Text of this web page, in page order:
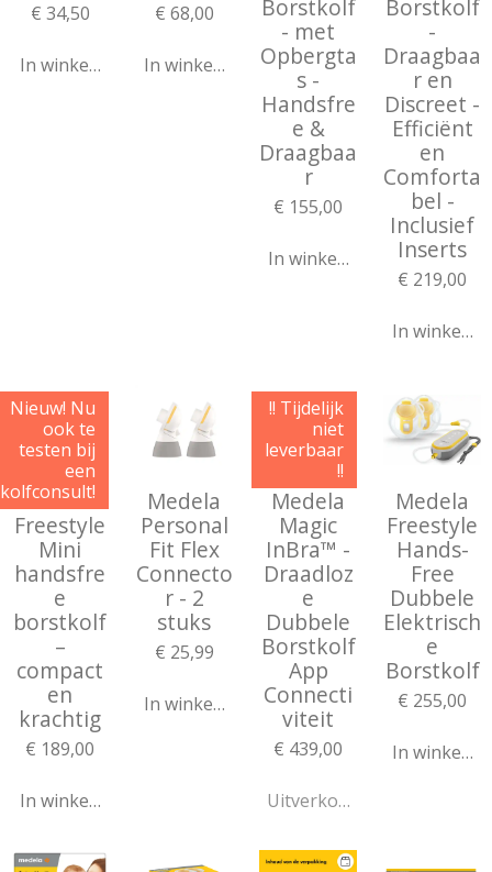
€ 34,50
In winkelwagen
€ 68,00
In winkelwagen
Borstkolf
- met
Opbergta
s -
Handsfre
e &
Draagbaa
r
€ 155,00
In winkelwagen
Borstkolf
-
Draagbaa
r en
Discreet -
Efficiënt
en
Comforta
bel -
Inclusief
Inserts
€ 219,00
In
Nieuw! Nu
ook te
testen bij
een
kolfconsult!
Medela
Freestyle
Mini
handsfre
e
borstkolf
–
compact
en
krachtig
€ 189,00
In winkelwagen
Medela
Personal
Fit Flex
Connecto
r - 2
stuks
€ 25,99
In winkelwagen
!! Tijdelijk
niet
leverbaar
!!
Medela
Magic
InBra™ -
Draadloz
e
Dubbele
Borstkolf
App
Connecti
viteit
€ 439,00
Uitverkocht
Medela
Freestyle
Hands-
Free
Dubbele
Elektrisch
e
Borstkolf
€ 255,00
In